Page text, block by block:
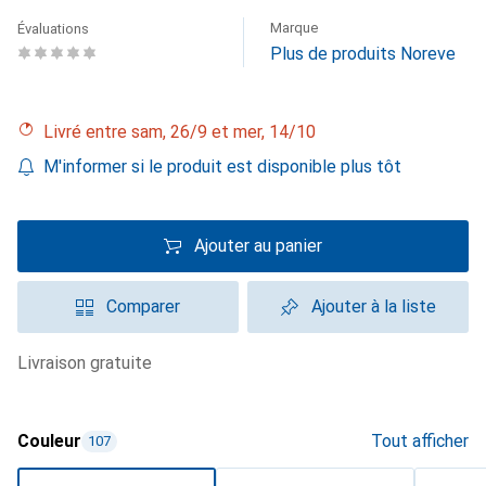
Évaluations Marque
Plus de produits Noreve
Livré entre sam, 26/9 et mer, 14/10
M'informer si le produit est disponible plus tôt
Ajouter au panier
Comparer Ajouter à la liste
livraison gratuite
Couleur 107 Tout afficher